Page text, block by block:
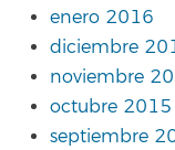
enero 2016
diciembre
noviembre
octubre 2015
septiembre